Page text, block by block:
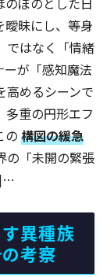
曖昧にし、等身
ではなく「情緒
が「感知魔法
高めるシーンで
多重の円形エフ
の 構図の緩急
の「未開の緊張
異種族
考察